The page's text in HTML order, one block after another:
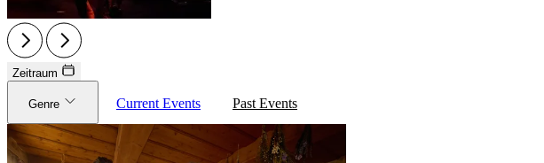
Zeitraum
Genre Current Events Past Events